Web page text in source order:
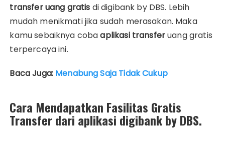
transfer uang gratis di digibank by DBS. Lebih
mudah menikmati jika sudah merasakan. Maka
kamu sebaiknya cobaaplikasi transferuang gratis
terpercaya ini.
Baca Juga: Menabung Saja Tidak Cukup
Cara Mendapatkan Fasilitas Gratis
Transfer dari aplikasi digibank by DBS.